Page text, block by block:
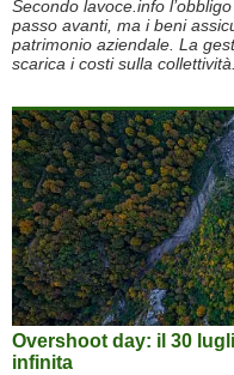
Secondo lavoce.info
passo avanti, ma i beni
patrimonio aziendale. La
scarica i costi sulla collettività.
Overshoot day: il 30
infinita